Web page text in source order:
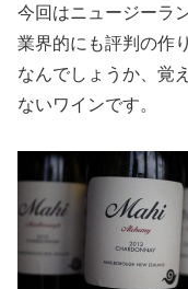
今回はニュージーラ
業界的にも評判の作
なんでしょうか、覚
ないワインです。